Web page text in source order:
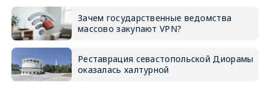
Зачем государственные ведомства
массово закупают VPN?
Реставрация севастопольской Диорамы
оказалась халтурной